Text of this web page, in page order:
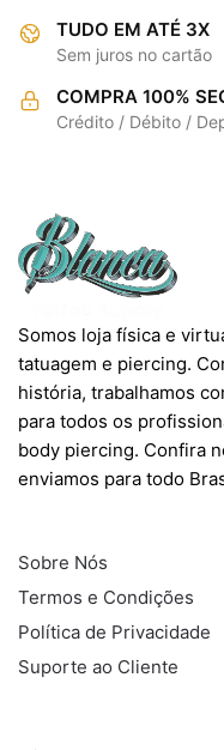
TUDO EM ATÉ 3X
Sem juros no cartão
COMPRA 100%
Crédito / Débito /
Somos loja física e
tatuagem e piercing.
história, trabalhamos
para todos os
body piercing. Confira
enviamos para todo
Sobre Nós
Termos e Condições
Política de Privacidade
Suporte ao Cliente